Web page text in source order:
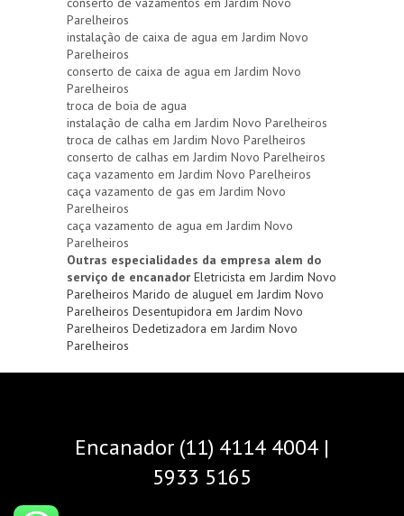
Parelheiros
instalação de caixa de agua em Jardim Novo
Parelheiros
conserto de caixa de agua em Jardim Novo
Parelheiros
troca de boia de agua
instalação de calha em Jardim Novo Parelheiros
troca de calhas em Jardim Novo Parelheiros
conserto de calhas em Jardim Novo Parelheiros
caça vazamento em Jardim Novo Parelheiros
caça vazamento de gas em Jardim Novo
Parelheiros
caça vazamento de agua em Jardim Novo
Parelheiros
Outras especialidades da empresa alem do
serviço de encanador Eletricista em Jardim Novo
Parelheiros Marido de aluguel em Jardim Novo
Parelheiros Desentupidora em Jardim Novo
Parelheiros Dedetizadora em Jardim Novo
Parelheiros
Encanador (11) 4114 4004 |
5933 5165